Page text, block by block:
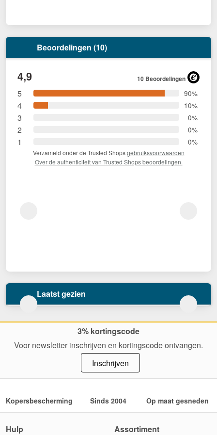
Beoordelingen (10)
4,9 10 Beoordelingen
5 90%
4 10%
3 0%
2 0%
1 0%
Verzameld onder de Trusted Shopsgebruiksvoorwaarden
Over de authenticiteit van Trusted Shops beoordelingen.
Laatst gezien
3% kortingscode
Voor newsletter inschrijven en kortingscode ontvangen.
Inschrijven
Kopersbescherming Sinds 2004 Op maat gesneden
Hulp
Assortiment